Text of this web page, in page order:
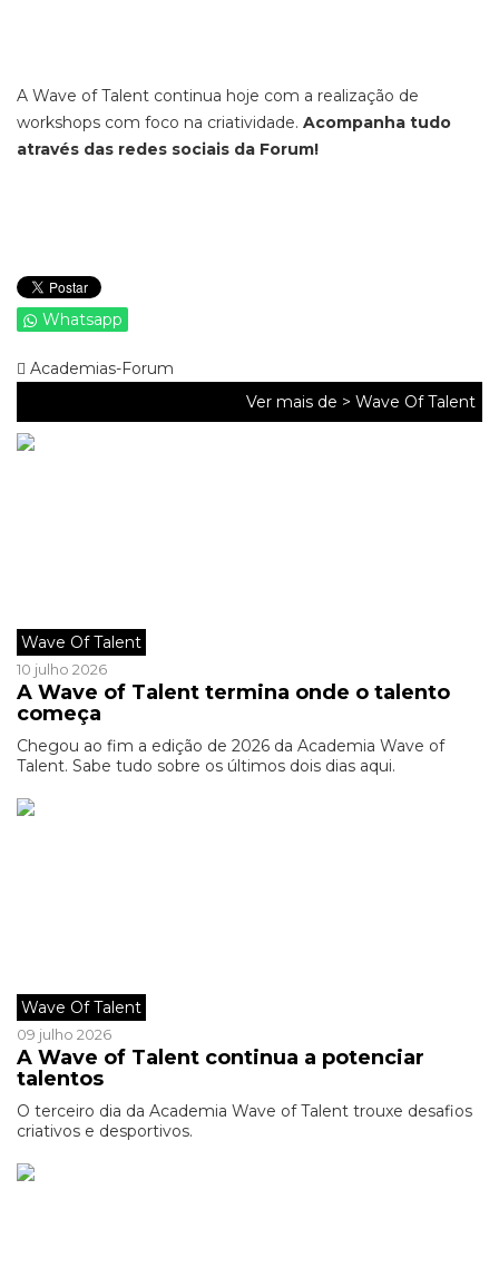
A Wave of Talent continua hoje com a realização de
workshops com foco na criatividade. Acompanha tudo
através das redes sociais da Forum!
Whatsapp
Academias-Forum
Ver mais de > Wave Of Talent
Wave Of Talent
10 julho 2026
A Wave of Talent termina onde o talento
começa
Chegou ao fim a edição de 2026 da Academia Wave of
Talent. Sabe tudo sobre os últimos dois dias aqui.
Wave Of Talent
09 julho 2026
A Wave of Talent continua a potenciar
talentos
O terceiro dia da Academia Wave of Talent trouxe desafios
criativos e desportivos.